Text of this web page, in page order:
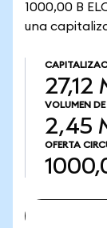
1000,00 B
una
27,12
VOLUMEN
2,45
OFERTA